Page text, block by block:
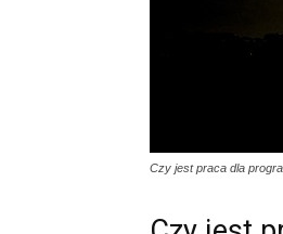
Czy jest praca dla